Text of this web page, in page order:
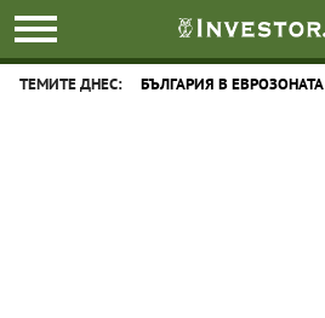
ТЕМИТЕ ДНЕС: БЪЛГАРИЯ В ЕВРОЗОНАТА